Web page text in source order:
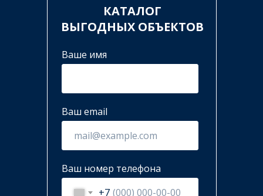
КАТАЛОГ
ВЫГОДНЫХ ОБЪЕКТОВ
Ваше имя
Ваш email
Ваш номер телефона
+7